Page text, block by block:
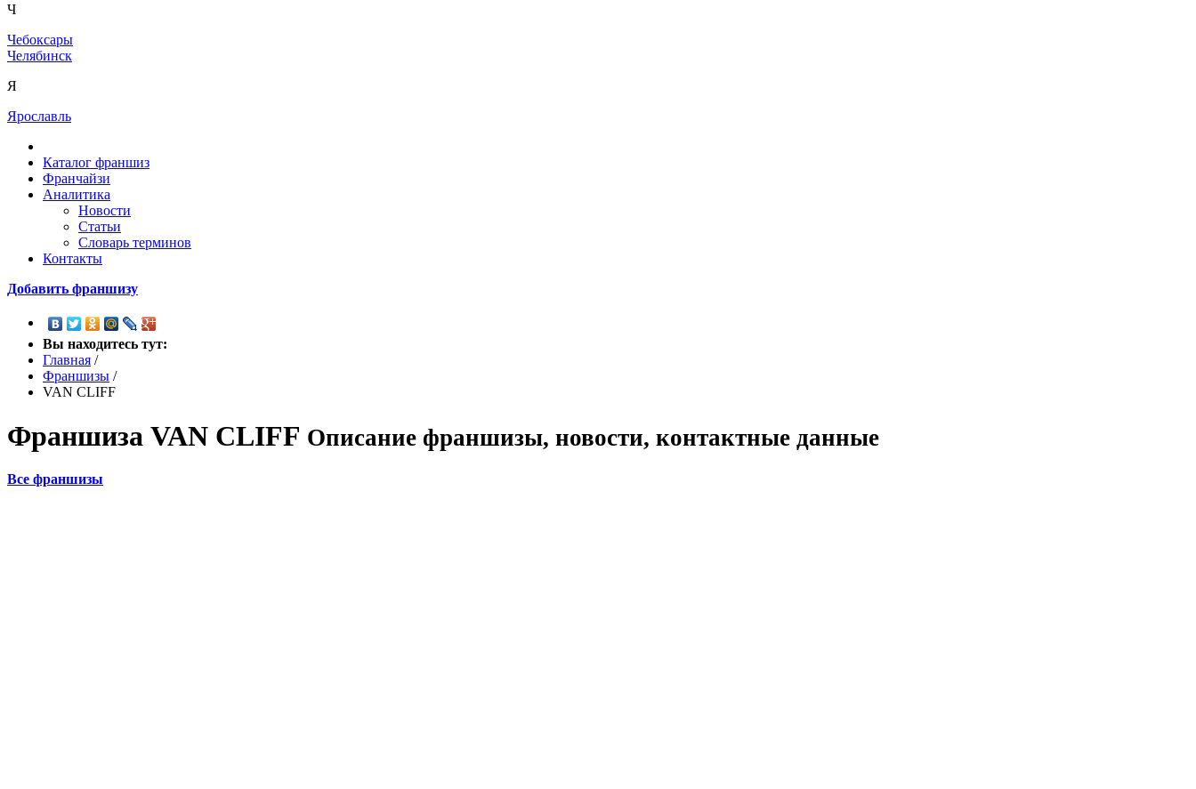
Ч
Чебоксары
Челябинск
Я
Ярославль
Каталог франшиз
Франчайзи
Аналитика
Новости
Статьи
Словарь терминов
Контакты
Добавить франшизу
Вы находитесь тут:
Главная /
Франшизы /
VAN CLIFF
Франшиза VAN CLIFF Описание франшизы, новости, контактные данные
Все франшизы